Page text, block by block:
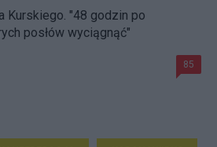
Kurskiego. "48 godzin po
posłów wyciągnąć"
85